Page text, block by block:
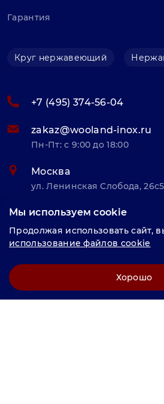
Гарантия
Круг нержавеющий
+7 (495) 374-56-04
zakaz@wooland-inox.ru
Пн-Пт: с 9:00 до 18:00
Москва
ул. Ленинская Слобода, 26с5
© «Велунд нержавейка» 2025,
продвижение " LCAgency"
Мы используем cookie
Продолжая использовать сайт,
использование файлов cookie
Хорошо